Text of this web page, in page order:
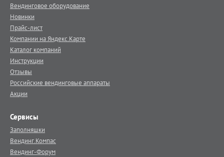
Вендинговое оборудование
Новинки
Прайс-лист
Компании на Яндекс.Карте
Каталог компаний
Инструкции
Отзывы
Российские вендинговые аппараты
Акции
Сервисы
Заполняшки
Вендинг.Компас
Вендинг-Форум